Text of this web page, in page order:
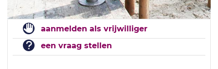
aanmelden als vrijwilliger
een vraag stellen